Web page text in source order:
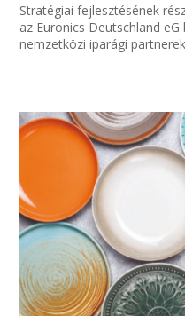
Stratégiai fejlesztésének
az Euronics Deutschland
nemzetközi iparági